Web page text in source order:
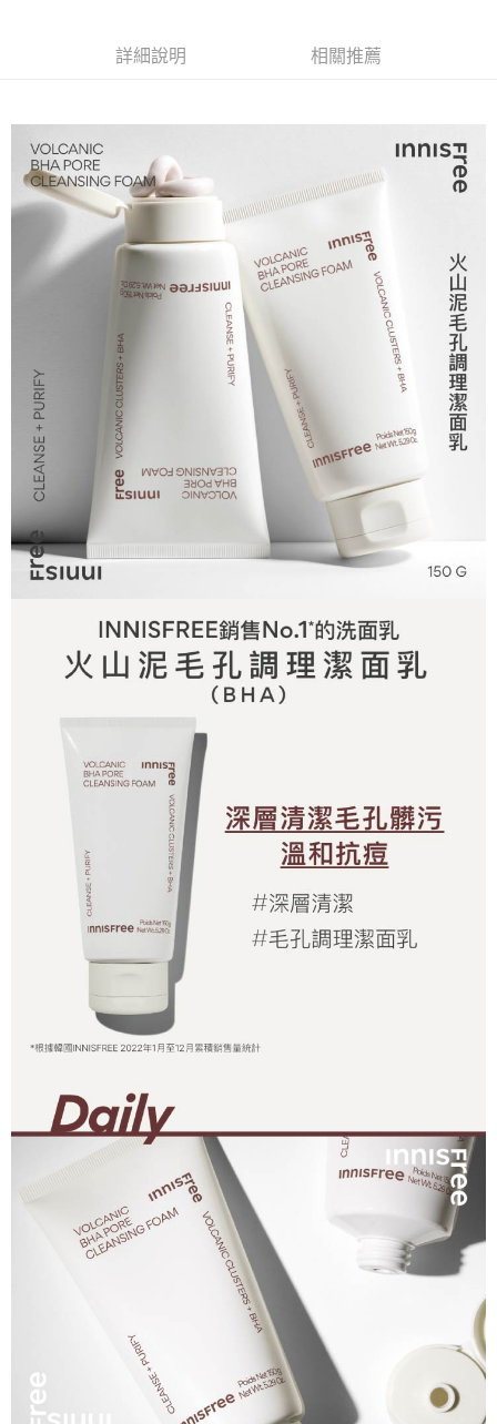
客戶支援中心」 https://netprotections.freshdesk.com/support/home
易，需依本服務之必要範圍內提供個人資料，並將交易相關給付款項請求債
權轉讓予恩沛科技股份有限公司。
２．關於個人資料處理事宜，請瀏覽以下網址：
https://aftee.tw/terms/#terms3
３．未成年的使用者請事先徵得法定代理人或監護人之同意方可使用
「AFTEE先享後付」，若未經同意申辦者引起之損失，本公司不負相關責
４．使用「AFTEE先享後付」時，將依據個別帳號之用戶狀況，依本公司即
時審查核予不同之上限額度；若仍有額度不足之情形，本公司將視審查結果
請求用戶進行身份認證。
５．嚴禁一人註冊多個帳號或使用他人資訊註冊。若發現惡意使用之情形，
恩沛科技股份有限公司將有權停止該用戶之使用額度並採取法律行動。
付款後7-11取貨
每筆NT$65，滿NT$490(含以上)免運費
宅配(本島)
每筆NT$100，滿NT$790(含以上)免運費
付款後寶雅門市自取(由倉庫統一出貨)
每筆NT$80，滿NT$290(含以上)免運費
詳細說明 相關推薦